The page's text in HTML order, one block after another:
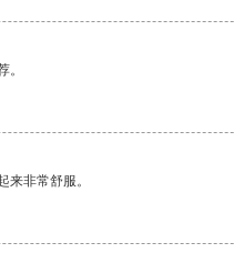
。
来非常舒服。